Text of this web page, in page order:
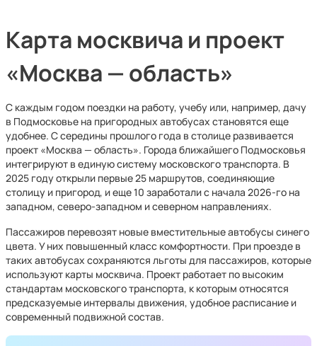
Карта москвича и проект
«Москва — область»
С каждым годом поездки на работу, учебу или, например, дачу
в Подмосковье на пригородных автобусах становятся еще
удобнее. С середины прошлого года в столице развивается
проект «Москва — область». Города ближайшего Подмосковья
интегрируют в единую систему московского транспорта. В
2025 году открыли первые 25 маршрутов, соединяющие
столицу и пригород, и еще 10 заработали с начала 2026-го на
западном, северо-западном и северном направлениях.
Пассажиров перевозят новые вместительные автобусы синего
цвета. У них повышенный класс комфортности. При проезде в
таких автобусах сохраняются льготы для пассажиров, которые
используют карты москвича. Проект работает по высоким
стандартам московского транспорта, к которым относятся
предсказуемые интервалы движения, удобное расписание и
современный подвижной состав.